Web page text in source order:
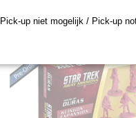
Pick-up niet mogelijk / Pick-up